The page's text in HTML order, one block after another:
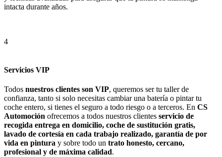
intacta durante años.
4
Servicios VIP
Todos nuestros clientes son VIP, queremos ser tu taller de
confianza, tanto si solo necesitas cambiar una batería o pintar tu
coche entero, si tienes el seguro a todo riesgo o a terceros. En CS
Automoción ofrecemos a todos nuestros clientes servicio de
recogida entrega en domicilio, coche de sustitución gratis,
lavado de cortesía en cada trabajo realizado, garantía de por
vida en pintura y sobre todo un trato honesto, cercano,
profesional y de máxima calidad.